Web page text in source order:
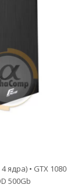
ядра) • GTX 1080
500Gb